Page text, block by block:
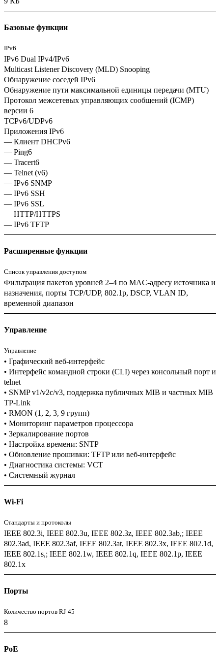
Базовые функции
IPv6
IPv6 Dual IPv4/IPv6
Multicast Listener Discovery (MLD) Snooping
Обнаружение соседей IPv6
Обнаружение пути максимальной единицы передачи (MTU)
Протокол межсетевых управляющих сообщений (ICMP)
версии 6
TCPv6/UDPv6
Приложения IPv6
— Клиент DHCPv6
— Ping6
— Tracert6
— Telnet (v6)
— IPv6 SNMP
— IPv6 SSH
— IPv6 SSL
— HTTP/HTTPS
— IPv6 TFTP
Расширенные функции
Список управления доступом
Фильтрация пакетов уровней 2–4 по MAC-адресу источника и
назначения, порты TCP/UDP, 802.1p, DSCP, VLAN ID,
временной диапазон
Управление
Управление
• Графический веб-интерфейс
• Интерфейс командной строки (CLI) через консольный порт и
telnet
• SNMP v1/v2c/v3, поддержка публичных MIB и частных MIB
TP-Link
• RMON (1, 2, 3, 9 групп)
• Мониторинг параметров процессора
• Зеркалирование портов
• Настройка времени: SNTP
• Обновление прошивки: TFTP или веб-интерфейс
• Диагностика системы: VCT
• Системный журнал
Wi-Fi
Стандарты и протоколы
IEEE 802.3i, IEEE 802.3u, IEEE 802.3z, IEEE 802.3ab,; IEEE
802.3ad, IEEE 802.3af, IEEE 802.3at, IEEE 802.3x, IEEE 802.1d,
IEEE 802.1s,; IEEE 802.1w, IEEE 802.1q, IEEE 802.1p, IEEE
802.1x
Порты
Количество портов RJ-45
8
PoE